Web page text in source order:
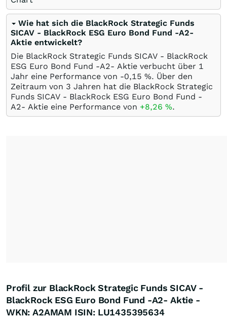
Wie hat sich die BlackRock Strategic Funds
SICAV - BlackRock ESG Euro Bond Fund -A2-
Aktie entwickelt?
Die BlackRock Strategic Funds SICAV - BlackRock
ESG Euro Bond Fund -A2- Aktie verbucht über 1
Jahr eine Performance von -0,15 %. Über den
Zeitraum von 3 Jahren hat die BlackRock Strategic
Funds SICAV - BlackRock ESG Euro Bond Fund -
A2- Aktie eine Performance von +8,26 %.
Profil zur BlackRock Strategic Funds SICAV -
BlackRock ESG Euro Bond Fund -A2- Aktie -
WKN: A2AMAM ISIN: LU1435395634